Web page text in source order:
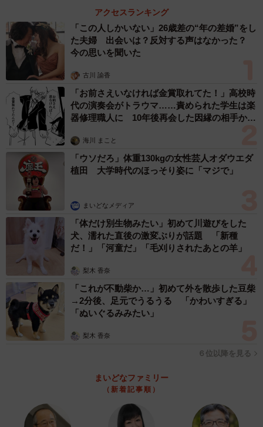
アクセスランキング
「この人しかいない」26歳差の“年の差婚”をし
た夫婦 出会いは？反対する声はなかった？
今の思いを聞いた
古川 諭香
「お前さえいなければ金賞取れてた！」高校時
代の演奏会がトラウマ……責められた学生は楽
器修理職人に 10年後再会した因縁の相手から
海川 まこと
「ウソだろ」体重130kgの女性芸人オダウエダ
植田 大学時代のほっそり姿に「マジで」
まいどなメディア
「体だけ別生物みたい」初めて川遊びをした
犬、濡れた直後の激変ぶりが話題 「新種
だ！」「河童だ」「毛刈りされたあとの羊」
梨木 香奈
「これが不動柴か…」初めて外を散歩した豆柴
→2分後、足元でうるうる 「かわいすぎる」
「ぬいぐるみみたい」
梨木 香奈
６位以降を見る
まいどなファミリー
（新着記事順）